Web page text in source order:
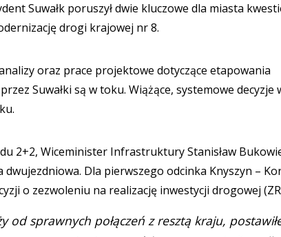
Suwałk poruszył dwie kluczowe dla miasta
drogi krajowej nr 8.
oraz prace projektowe dotyczące etapowania
Suwałki są w toku. Wiążące, systemowe decyzje
2+2, Wiceminister Infrastruktury Stanisław
Dla pierwszego odcinka Knyszyn –
o zezwoleniu na realizację inwestycji drogowej
od sprawnych połączeń z resztą kraju,